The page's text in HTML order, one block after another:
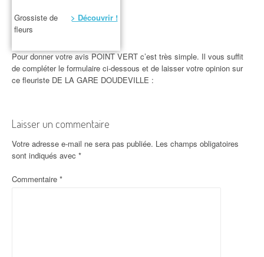
Grossiste de
fleurs
> Découvrir !
Pour donner votre avis POINT VERT c’est très simple. Il vous suffit
de compléter le formulaire ci-dessous et de laisser votre opinion sur
ce fleuriste DE LA GARE DOUDEVILLE :
Laisser un commentaire
Votre adresse e-mail ne sera pas publiée. Les champs obligatoires
sont indiqués avec *
Commentaire *